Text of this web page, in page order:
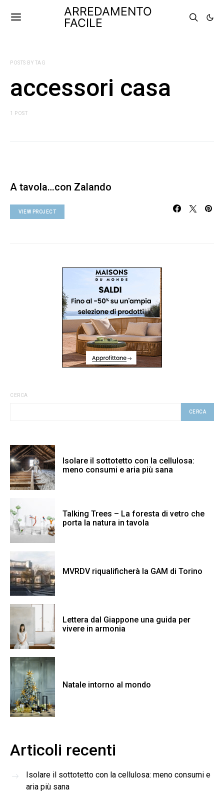
ARREDAMENTO
FACILE
POSTS BY TAG
accessori casa
1 POST
A tavola…con Zalando
VIEW PROJECT
CERCA
CERCA
Isolare il sottotetto con la cellulosa:
meno consumi e aria più sana
Talking Trees – La foresta di vetro che
porta la natura in tavola
MVRDV riqualificherà la GAM di Torino
Lettera dal Giappone una guida per
vivere in armonia
Natale intorno al mondo
Articoli recenti
Isolare il sottotetto con la cellulosa: meno consumi e
aria più sana